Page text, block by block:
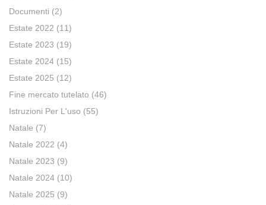
Documenti (2)
Estate 2022 (11)
Estate 2023 (19)
Estate 2024 (15)
Estate 2025 (12)
Fine mercato tutelato (46)
Istruzioni Per L'uso (55)
Natale (7)
Natale 2022 (4)
Natale 2023 (9)
Natale 2024 (10)
Natale 2025 (9)